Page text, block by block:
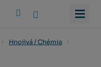
Hnojivá / Chémia